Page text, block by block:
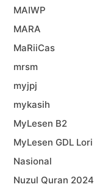
MAIWP
MARA
MaRiiCas
mrsm
myjpj
mykasih
MyLesen B2
MyLesen GDL Lori
Nasional
Nuzul Quran 2024